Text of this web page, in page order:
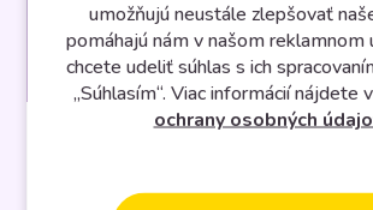
Linkbuilding
umožňujú neustále zlepšovať
pomáhajú nám v našom reklamnom
chcete udeliť súhlas s ich
„Súhlasím“. Viac informácií nájdete v
ochrany osobných